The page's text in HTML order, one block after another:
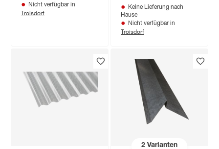
Nicht verfügbar in
Troisdorf
Keine Lieferung nach
Hause
Nicht verfügbar in
Troisdorf
2Varianten